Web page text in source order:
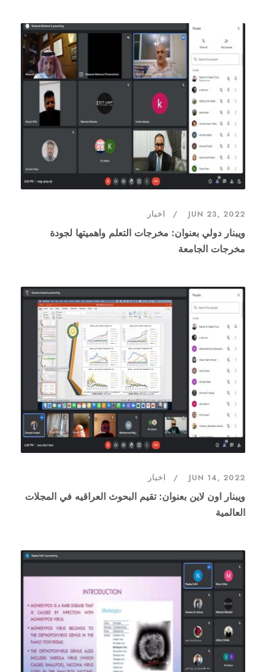
JUN 23, 2022 اخبار
ويبنار دولي بعنوان: مخرجات التعلم واهميتها لجودة
مخرجات الجامعة
JUN 14, 2022 اخبار
ويبنار اون لاين بعنوان: تقيم البحوث العراقيه في المجلات
العالمية